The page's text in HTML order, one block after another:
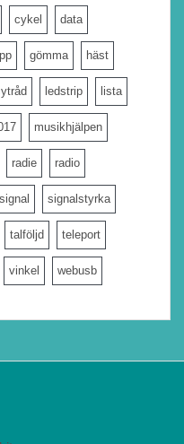
cykel data
gömma häst
ledstrip lista
musikhjälpen
radie radio
signal signalstyrka
talföljd teleport
vinkel webusb